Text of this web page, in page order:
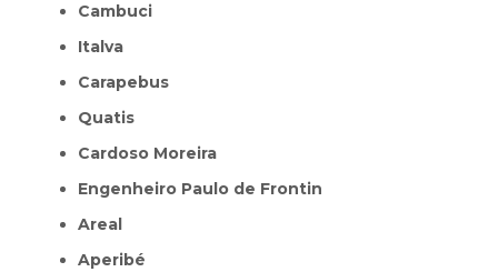
Cambuci
Italva
Carapebus
Quatis
Cardoso Moreira
Engenheiro Paulo de Frontin
Areal
Aperibé